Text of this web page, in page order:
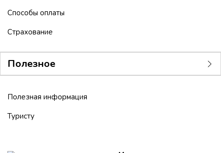
Способы оплаты
Страхование
Полезное
Полезная информация
Туристу